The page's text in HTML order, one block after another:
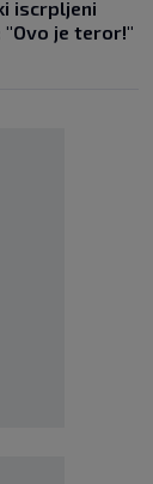
iscrpljeni
je teror!"